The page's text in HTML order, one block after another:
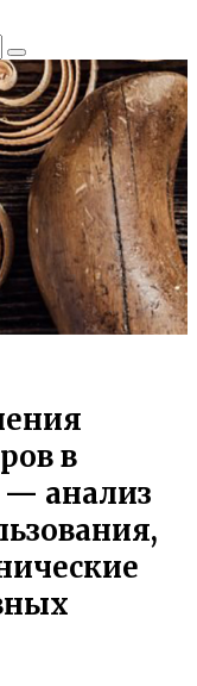
в
— анализ